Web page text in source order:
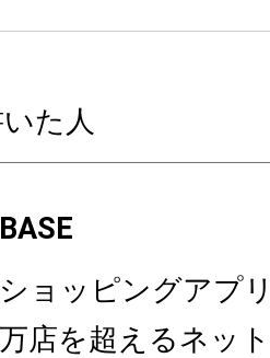
た人
BASE
ショッピングアプ
万店を超えるネッ